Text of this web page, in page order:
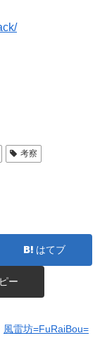
考察
はてブ
ー
風雷坊=FuRaiBou=